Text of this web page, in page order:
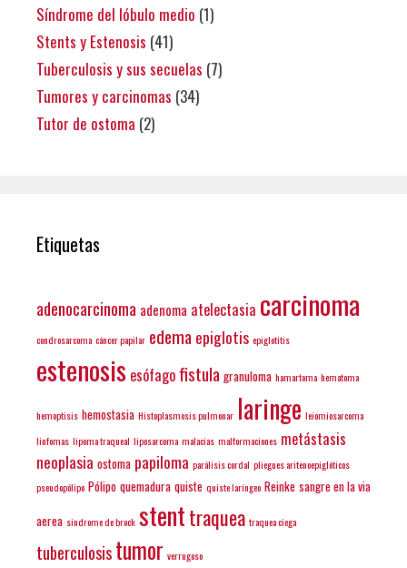
Síndrome del lóbulo medio (1)
Stents y Estenosis (41)
Tuberculosis y sus secuelas (7)
Tumores y carcinomas (34)
Tutor de ostoma (2)
Etiquetas
adenocarcinoma adenoma atelectasia carcinoma
condrosarcoma cáncer papilar edemaepiglotis epiglotitis
estenosis esófagofistula granuloma hamartoma hematoma
hemoptisis hemostasia Histoplasmosis pulmonar laringe leiomiosarcoma
linfomas lipoma traqueal liposarcoma malacias malformaciones metástasis
neoplasia ostoma papiloma parálisis cordal pliegues aritenoepiglóticos
pseudopólipo Pólipo quemadura quiste quiste laríngeo Reinke sangre en la via
aerea sindrome de brock stenttraquea traquea ciega
tuberculosistumor verrugoso